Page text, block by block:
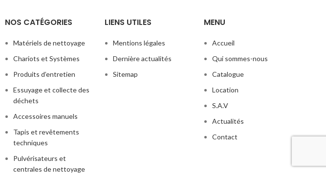
NOS CATÉGORIES
Matériels de nettoyage
Chariots et Systèmes
Produits d’entretien
Essuyage et collecte des
déchets
Accessoires manuels
Tapis et revêtements
techniques
Pulvérisateurs et
centrales de nettoyage
LIENS UTILES
Mentions légales
Dernière actualités
Sitemap
MENU
Accueil
Qui sommes-nous
Catalogue
Location
S.A.V
Actualités
Contact